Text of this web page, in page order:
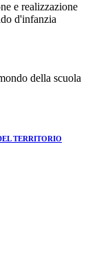
e realizzazione
d'infanzia
della scuola
TERRITORIO